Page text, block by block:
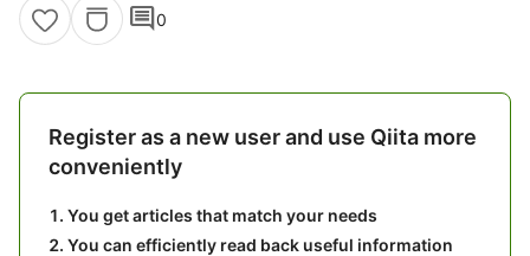
comment0
Register as a new user and use Qiita more
conveniently
You get articles that match your needs
You can efficiently read back useful information